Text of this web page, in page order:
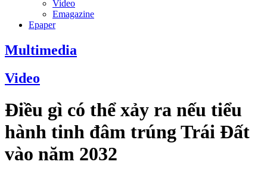
Video
Emagazine
Epaper
Multimedia
Video
Điều gì có thể xảy ra nếu tiểu
hành tinh đâm trúng Trái Đất
vào năm 2032